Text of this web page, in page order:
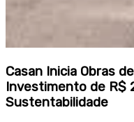
Casan Inicia Obras
Investimento de R$
Sustentabilidade